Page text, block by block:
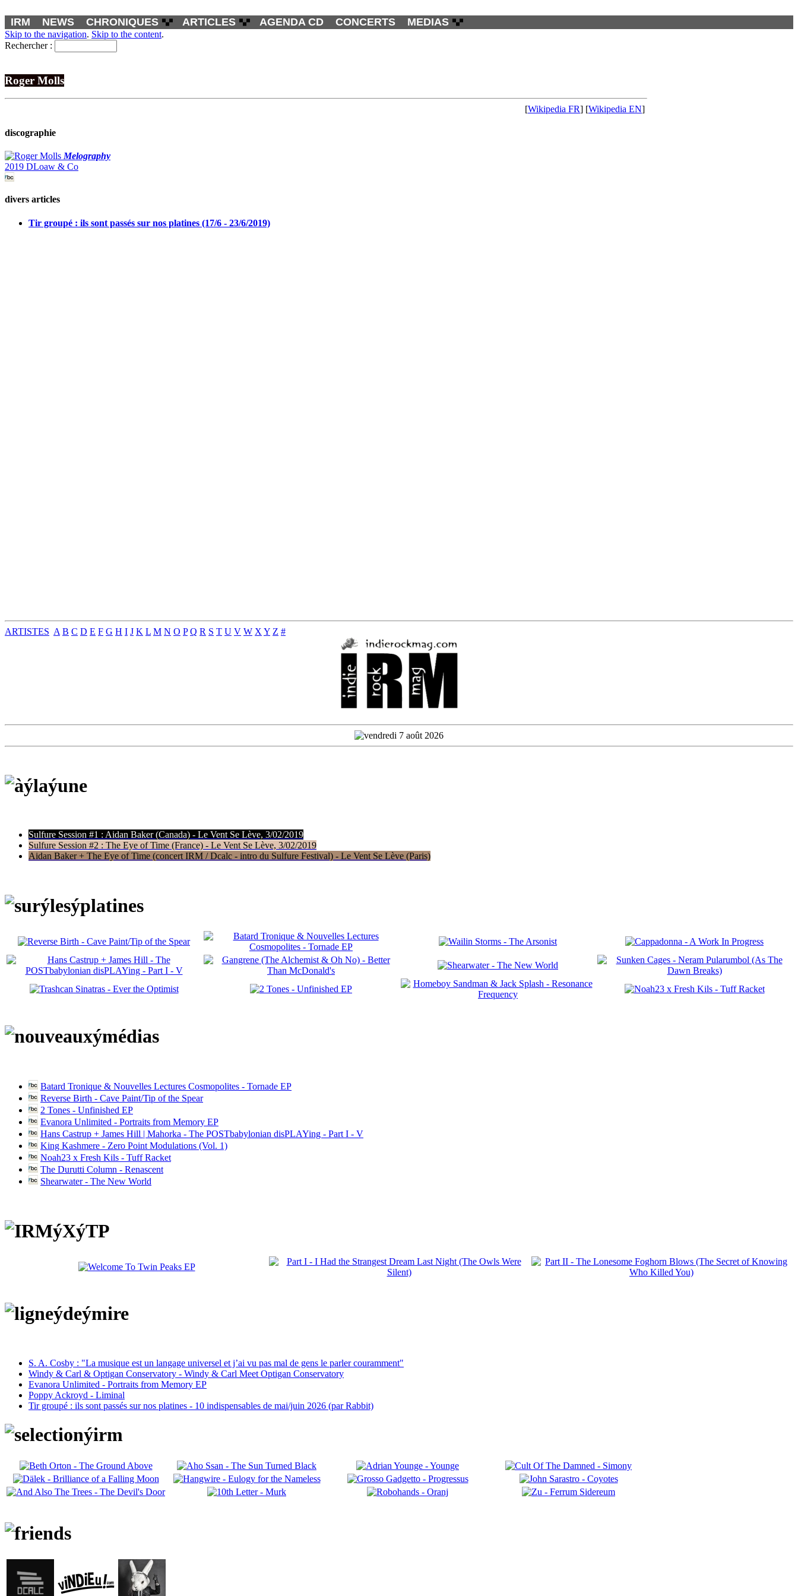
IRM NEWS CHRONIQUES ARTICLES AGENDA CD CONCERTS MEDIAS
Skip to the navigation. Skip to the content.
Rechercher :
Roger Molls
[Wikipedia FR] [Wikipedia EN]
discographie
Melography
2019 DLoaw & Co
divers articles
Tir groupé : ils sont passés sur nos platines (17/6 - 23/6/2019)
ARTISTES A B C D E F G H I J K L M N O P Q R S T U V W X Y Z #
Sulfure Session #1 : Aidan Baker (Canada) - Le Vent Se Lève, 3/02/2019
Sulfure Session #2 : The Eye of Time (France) - Le Vent Se Lève, 3/02/2019
Aidan Baker + The Eye of Time (concert IRM / Dcalc - intro du Sulfure Festival) - Le Vent Se Lève (Paris)
Batard Tronique & Nouvelles Lectures Cosmopolites - Tornade EP
Reverse Birth - Cave Paint/Tip of the Spear
2 Tones - Unfinished EP
Evanora Unlimited - Portraits from Memory EP
Hans Castrup + James Hill | Mahorka - The POSTbabylonian disPLAYing - Part I - V
King Kashmere - Zero Point Modulations (Vol. 1)
Noah23 x Fresh Kils - Tuff Racket
The Durutti Column - Renascent
Shearwater - The New World
S. A. Cosby : "La musique est un langage universel et j’ai vu pas mal de gens le parler couramment"
Windy & Carl & Optigan Conservatory - Windy & Carl Meet Optigan Conservatory
Evanora Unlimited - Portraits from Memory EP
Poppy Ackroyd - Liminal
Tir groupé : ils sont passés sur nos platines - 10 indispensables de mai/juin 2026 (par Rabbit)